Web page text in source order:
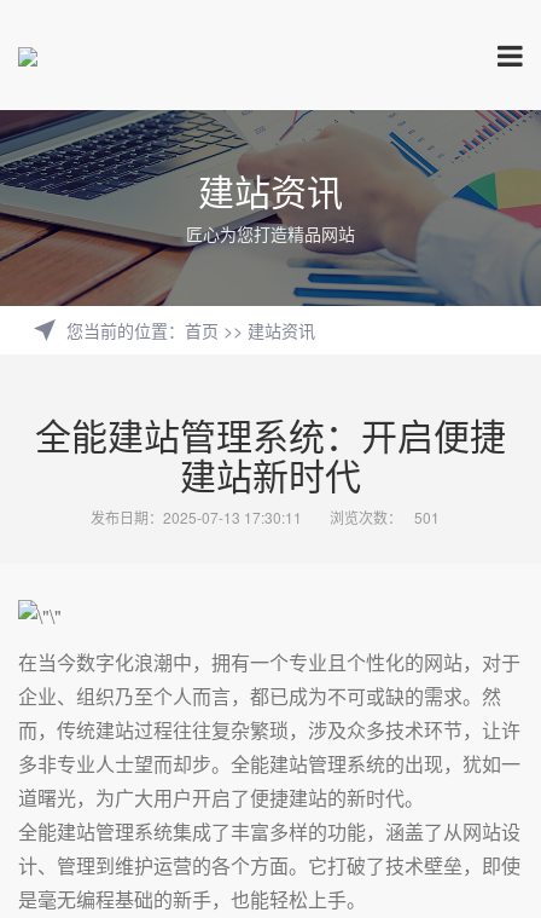
建站资讯
匠心为您打造精品网站
您当前的位置： 首页 >> 建站资讯
全能建站管理系统：开启便捷
建站新时代
发布日期：2025-07-13 17:30:11 浏览次数： 501
在当今数字化浪潮中，拥有一个专业且个性化的网站，对于
企业、组织乃至个人而言，都已成为不可或缺的需求。然
而，传统建站过程往往复杂繁琐，涉及众多技术环节，让许
多非专业人士望而却步。全能建站管理系统的出现，犹如一
道曙光，为广大用户开启了便捷建站的新时代。
全能建站管理系统集成了丰富多样的功能，涵盖了从网站设
计、管理到维护运营的各个方面。它打破了技术壁垒，即使
是毫无编程基础的新手，也能轻松上手。